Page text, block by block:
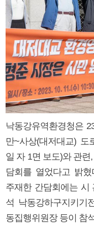
낙동강유역환경청은
만~사상(대저대교) 도
일 자 1면 보도)와 관
담회를 열었다고 밝
주재한 간담회에는 시
석 낙동강하구지키기
동집행위원장 등이 참